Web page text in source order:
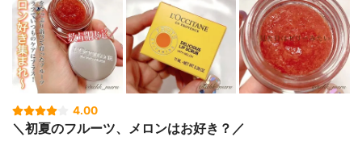
4.00
＼初夏のフルーツ、メロンはお好き？／